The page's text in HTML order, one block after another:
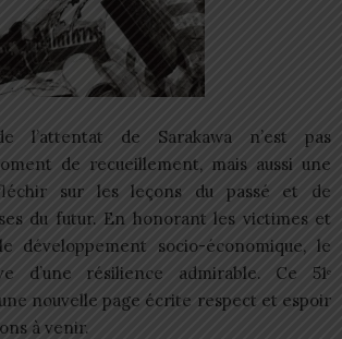
l’attentat de Sarakawa n’est pas
de recueillement, mais aussi une
sur les leçons du passé et de
du futur. En honorant les victimes et
développement socio-économique, le
d’une résilience admirable. Ce 51ᵉ
nouvelle page écrite respect et espoir
à venir.